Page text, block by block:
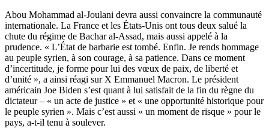
Abou Mohammad al-Joulani devra aussi convaincre la communauté
internationale. La France et les États-Unis ont tous deux salué la
chute du régime de Bachar al-Assad, mais aussi appelé à la
prudence. « L’État de barbarie est tombé. Enfin. Je rends hommage
au peuple syrien, à son courage, à sa patience. Dans ce moment
d’incertitude, je forme pour lui des vœux de paix, de liberté et
d’unité », a ainsi réagi sur X Emmanuel Macron. Le président
américain Joe Biden s’est quant à lui satisfait de la fin du règne du
dictateur – « un acte de justice » et « une opportunité historique pour
le peuple syrien ». Mais c’est aussi « un moment de risque » pour le
pays, a-t-il tenu à soulever.